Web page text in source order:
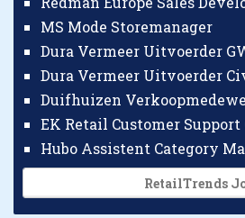
MS Mode Storemanager
Dura Vermeer Uitvoerder
Dura Vermeer Uitvoerder
Duifhuizen
EK Retail Customer
Hubo Assistent Category
RetailTrends